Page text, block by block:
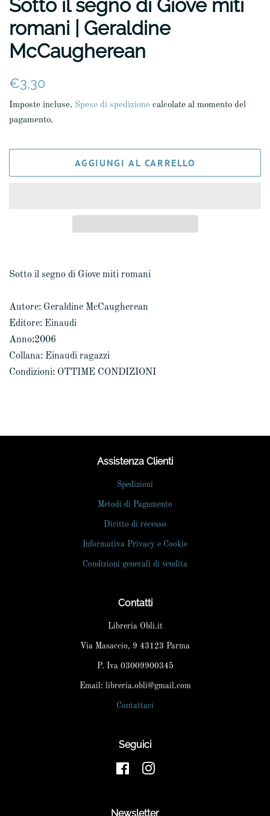
Sotto il segno di Giove miti
romani | Geraldine
McCaugherean
Prezzo
listino
€3,30
Imposte incluse. Spese di spedizione calcolate al momento del
pagamento.
AGGIUNGI AL CARRELLO
Sotto il segno di Giove miti romani
Autore: Geraldine McCaugherean
Editore: Einaudi
Anno:2006
Collana: Einaudi ragazzi
Condizioni: OTTIME CONDIZIONI
Assistenza Clienti
Spedizioni
Metodi di Pagamento
Diritto di recesso
Informativa Privacy e Cookie
Condizioni generali di vendita
Contatti
Libreria Obli.it
Via Masaccio, 9 43123 Parma
P. Iva 03009900345
Email: libreria.obli@gmail.com
Contattaci
Seguici
FacebookInstagram
Newsletter